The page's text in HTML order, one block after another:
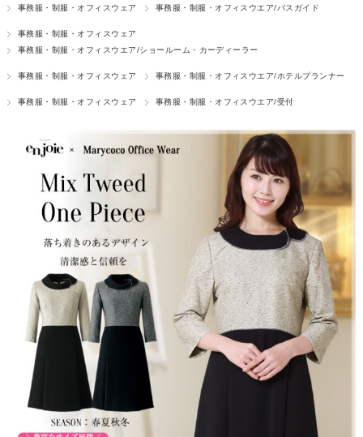
事務服・制服・オフィスウェア 事務服・制服・オフィスウエア/バスガイド
事務服・制服・オフィスウェア
事務服・制服・オフィスウエア/ショールーム・カーディーラー
事務服・制服・オフィスウェア 事務服・制服・オフィスウエア/ホテルプランナー
事務服・制服・オフィスウェア 事務服・制服・オフィスウエア/受付